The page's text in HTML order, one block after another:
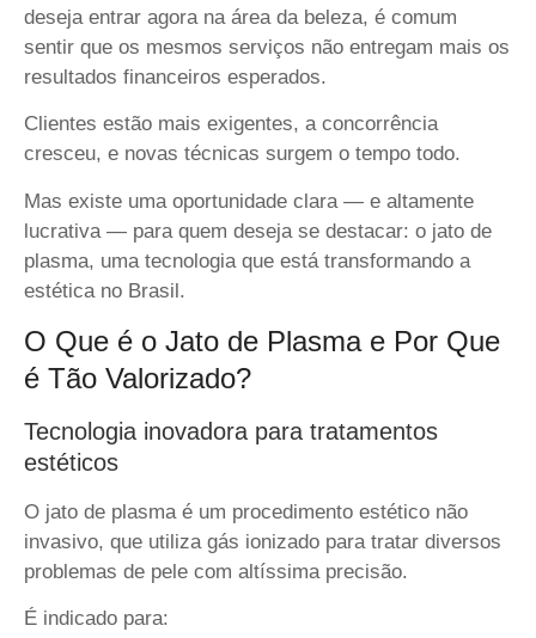
deseja entrar agora na área da beleza, é comum
sentir que os mesmos serviços não entregam mais os
resultados financeiros esperados.
Clientes estão mais exigentes, a concorrência
cresceu, e novas técnicas surgem o tempo todo.
Mas existe uma oportunidade clara — e altamente
lucrativa — para quem deseja se destacar: o jato de
plasma, uma tecnologia que está transformando a
estética no Brasil.
O Que é o Jato de Plasma e Por Que
é Tão Valorizado?
Tecnologia inovadora para tratamentos
estéticos
O jato de plasma é um procedimento estético não
invasivo, que utiliza gás ionizado para tratar diversos
problemas de pele com altíssima precisão.
É indicado para: